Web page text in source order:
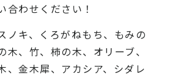
合わせください！
ノキ、くろがねもち、もみの
木、竹、柿の木、オリーブ、
、金木犀、アカシア、シダレ